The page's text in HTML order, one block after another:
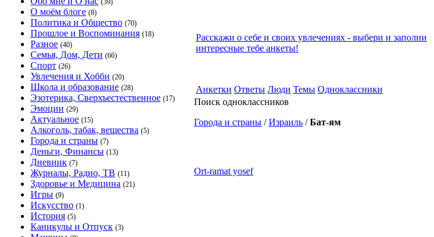
(39)
О моём блоге (8)
Политика и Общество (70)
Прошлое и Воспоминания (18)
Разное (40)
Семья, Дом, Дети (66)
Спорт (26)
Увлечения и Хобби (20)
Школа и образование (28)
Эзотерика, Сверхъестественное (17)
Эмоции (29)
Актуальное (15)
Алкоголь, табак, вещества (5)
Города и страны (7)
Деньги, Финансы (13)
Дневник (7)
Журналы, Радио, ТВ (11)
Здоровье и Медицина (21)
Игры (9)
Искусство (1)
История (5)
Каникулы и Отпуск (3)
Расскажи о себе и своих увлечениях - выбери и заполни
интересные тебе анкеты!
Анкетки Ответы Люди Темы Одноклассники
Поиск одноклассников
Города и страны /Израиль /Бат-ям
Ort-ramat yosef